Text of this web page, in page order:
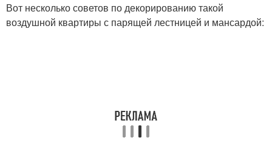
Вот несколько советов по декорированию такой
воздушной квартиры с парящей лестницей и мансардой: